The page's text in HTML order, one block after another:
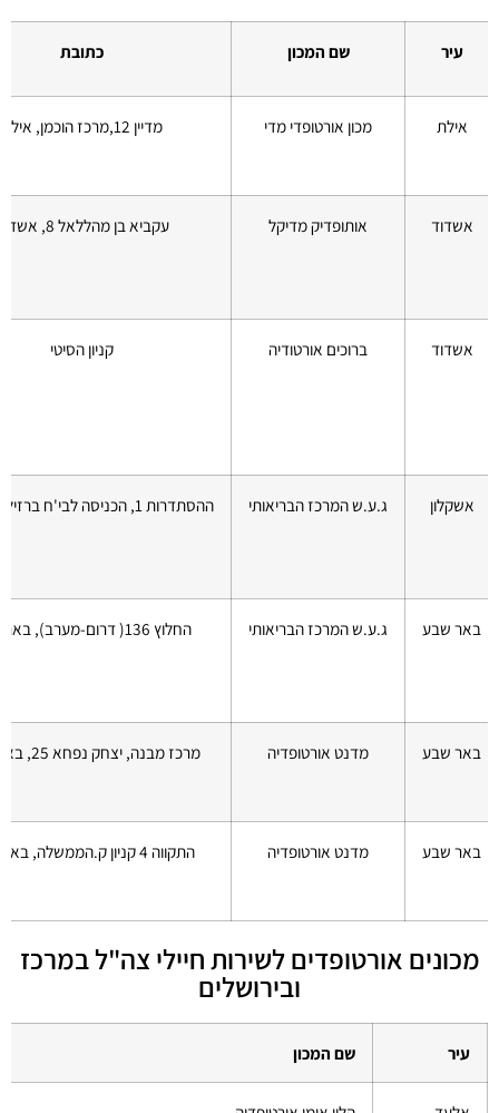
עיר שם המכון כתובת
אילת מכון אורטופדי מדי מדיין 12,מרכז הוכמן, אילת
אשדוד אותופדיק מדיקל עקביא בן מהללאל 8, אשדוד
אשדוד ברוכים אורטודיה קניון הסיטי
אשקלון ג.ע.ש המרכז הבריאותי ההסתדרות 1, הכניסה לבי'ח ברזילי, אשקלון
באר שבע ג.ע.ש המרכז הבריאותי החלוץ 136( דרום-מערב), באר שבע
באר שבע מדנט אורטופדיה מרכז מבנה, יצחק נפחא 25, באר שבע
באר שבע מדנט אורטופדיה התקווה 4 קניון ק.הממשלה, באר שבע
מכונים אורטופדים לשירות חיילי צה"ל במרכז
ובירושלים
עיר שם המכון